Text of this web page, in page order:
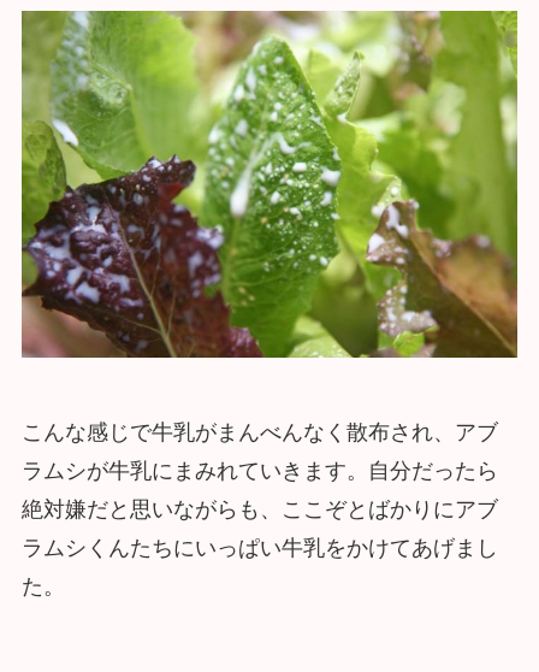
こんな感じで牛乳がまんべんなく散布され、アブ
ラムシが牛乳にまみれていきます。自分だったら
絶対嫌だと思いながらも、ここぞとばかりにアブ
ラムシくんたちにいっぱい牛乳をかけてあげまし
た。